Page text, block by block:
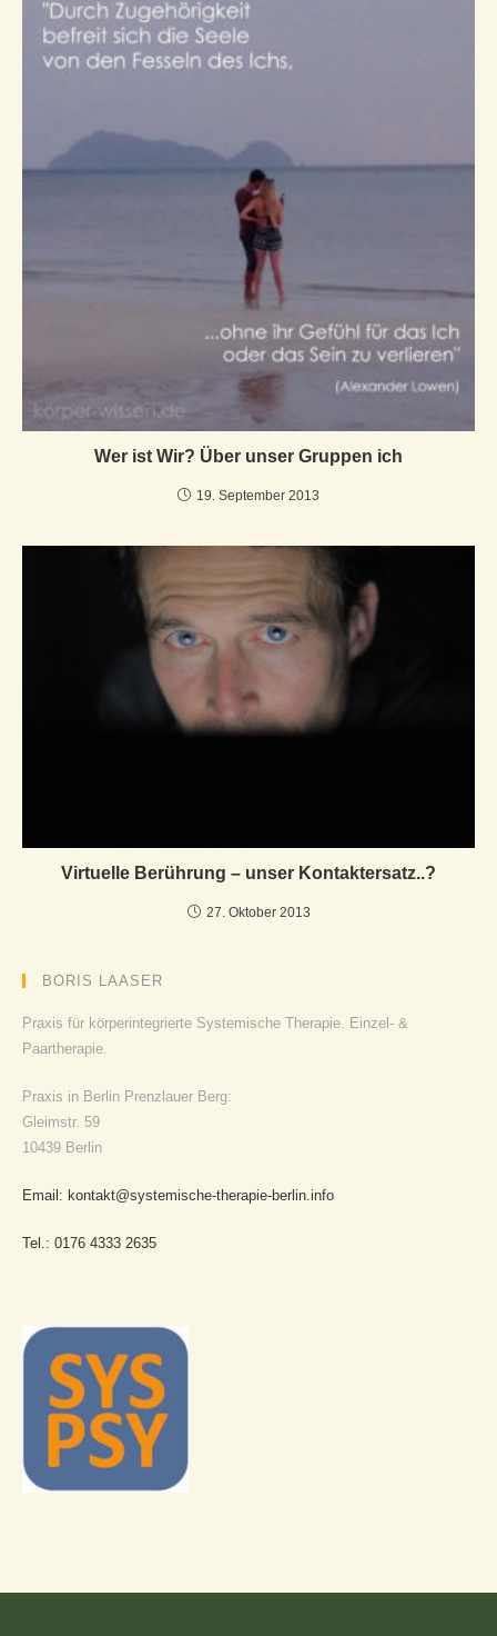
Wer ist Wir? Über unser Gruppen ich
19. September 2013
Virtuelle Berührung – unser Kontaktersatz..?
27. Oktober 2013
BORIS LAASER
Praxis für körperintegrierte Systemische Therapie. Einzel- &
Paartherapie.
Praxis in Berlin Prenzlauer Berg:
Gleimstr. 59
10439 Berlin
Email: kontakt@systemische-therapie-berlin.info
Tel.: 0176 4333 2635